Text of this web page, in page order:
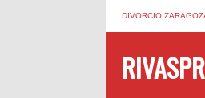
DIVORCIO